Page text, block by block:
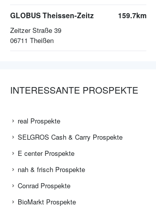
GLOBUS Theissen-Zeitz
Zeitzer Straße 39
06711 Theißen
159.7km
INTERESSANTE PROSPEKTE
real Prospekte
SELGROS Cash & Carry Prospekte
E center Prospekte
nah & frisch Prospekte
Conrad Prospekte
BioMarkt Prospekte